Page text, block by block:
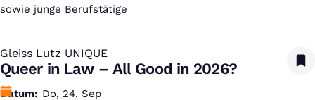
sowie junge Berufstätige
Gleiss Lutz UNIQUE
:
Queer in Law – All Good in 2026?
Datum
Do, 24. Sep